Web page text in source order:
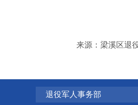
来源：梁溪区退役
退役军人事务部